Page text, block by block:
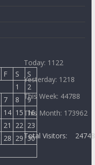
F S
S
1
2
7 8
9
14 15 16
21 22 23
28 29 30
Today: 1122
Yesterday: 1218
This Week: 44788
This Month: 173962
Total Visitors: